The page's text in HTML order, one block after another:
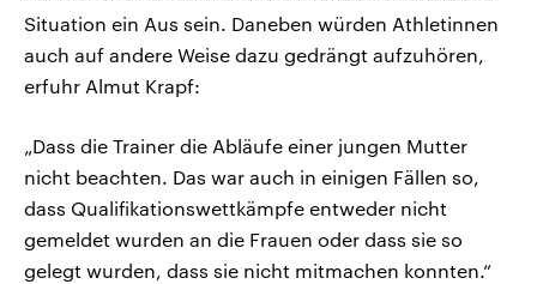
Situation ein Aus sein. Daneben würden Athletinnen
auch auf andere Weise dazu gedrängt aufzuhören,
erfuhr Almut Krapf:
„Dass die Trainer die Abläufe einer jungen Mutter
nicht beachten. Das war auch in einigen Fällen so,
dass Qualifikationswettkämpfe entweder nicht
gemeldet wurden an die Frauen oder dass sie so
gelegt wurden, dass sie nicht mitmachen konnten.“